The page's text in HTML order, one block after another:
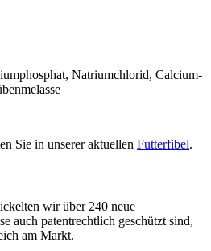
Natriumchlorid, Calcium-
Sie in unserer aktuellen Futterfibel.
wir über 240 neue
auch patentrechtlich geschützt sind,
am Markt.